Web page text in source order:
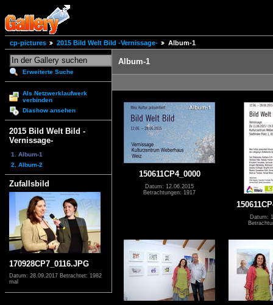
cp-pictures 2015 Bild Welt Bild -Vernissage- Album-1
Erweiterte Suche
Als Netzwerklaufwerk
verbinden
Diashow ansehen
2015 Bild Welt Bild -
Vernissage-
1. Album-1
2. Album-2
Zufallsbild
170928CP7_0116.JPG
Datum: 28.09.2017 Betrachtet: 1982
mal
Album-1
150611CP4_0000
Datum: 12.06.2015
Betrachtungen: 1917
Datum: